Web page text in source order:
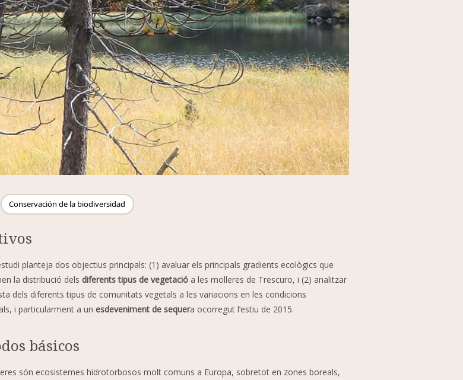
Conservación de la biodiversidad
planteja dos objectius principals: (1) avaluar els principals gradients ecològics que
la distribució dels diferents tipus de vegetacióa les molleres de Trescuro, i (2) analitzar
dels diferents tipus de comunitats vegetals a les variacions en les condicions
i particularment a un esdeveniment de sequera ocorregut l’estiu de 2015.
básicos
són ecosistemes hidrotorbosos molt comuns a Europa, sobretot en zones boreals,